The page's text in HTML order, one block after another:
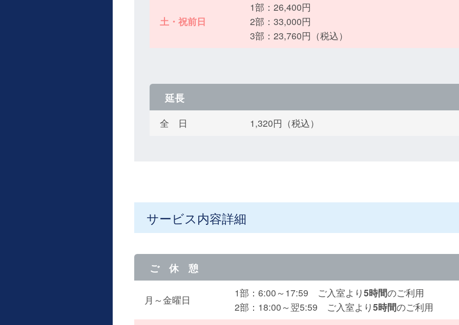
土・祝前日
1部：26,400円
2部：33,000円
3部：23,760円（税込）
延長
全 日 1,320円（税込）
サービス内容詳細
ご 休 憩
月～金曜日
1部：6:00～17:59 ご入室より5時間のご利用
2部：18:00～翌5:59 ご入室より5時間のご利用